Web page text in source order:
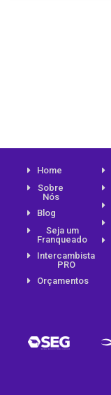
Home
Sobre
Nós
Blog
Seja um
Franqueado
Intercambista
PRO
Orçamentos